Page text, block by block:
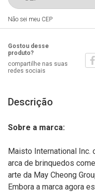
Não sei meu CEP
Gostou desse
produto?
compartilhe nas suas
redes sociais
Descrição
Sobre a marca:
Maisto International Inc.
arca de brinquedos
arte da May Cheong
Embora a marca agora